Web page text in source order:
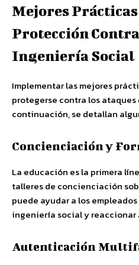
Mejores
Protección
Ingeniería Social
Implementar las mejores
protegerse contra los
continuación, se detallan
Concienciación y
La educación es la primera
talleres de concienciación
puede ayudar a los
ingeniería social y reaccionar
Autenticación